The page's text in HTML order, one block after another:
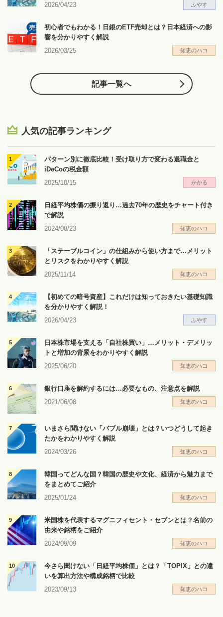
2026/04/23
ふやす
初心者でもわかる！日銀のETF売却とは？日本経済への影
響を分かりやすく解説
2026/03/25
知恵のハコ
記事一覧へ
人気の記事ランキング
パターン別に徹底比較！受け取り方で変わる退職金と
iDeCoの税金額
2025/10/15
かかる
日経平均株価の振り返り…過去70年の歴史をチャート付き
で解説
2024/08/23
知恵のハコ
「ステーブルコイン」の仕組みから使い方まで…メリット
とリスクをわかりやすく解説
2025/11/14
知恵のハコ
【初めての暗号資産】これだけは知っておきたい基礎知識
を分かりやすく解説！
2026/04/23
ふやす
日本株市場を支える「自社株買い」…メリット・デメリッ
トと増加の背景をわかりやすく解説
2025/06/20
知恵のハコ
銀行口座を解約するには…必要なもの、注意点を解説
2021/06/08
知恵のハコ
いまさら聞けない「バブル崩壊」とは？いつどうして起き
たかをわかりやすく解説
2024/03/26
知恵のハコ
韓国ってどんな国？韓国の歴史や文化、経済から魅力まで
をまとめてご紹介
2025/01/24
知恵のハコ
米国株を代表するマグニフィセント・セブンとは？名前の
由来や銘柄をご紹介
2024/09/09
知恵のハコ
今さら聞けない「日経平均株価」とは？「TOPIX」との違
いを算出方法や構成銘柄で比較
2023/09/13
知恵のハコ